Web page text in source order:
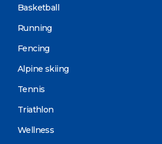
Basketball
Running
Fencing
Alpine skiing
Tennis
Triathlon
Wellness